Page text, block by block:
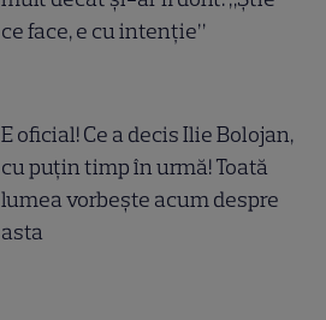
ce face, e cu intenție”
E oficial! Ce a decis Ilie Bolojan,
cu puțin timp în urmă! Toată
lumea vorbește acum despre
asta